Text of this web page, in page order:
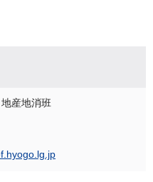
産地消班